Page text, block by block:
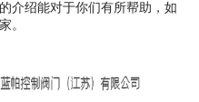
介绍能对于你们有所帮助，如
。